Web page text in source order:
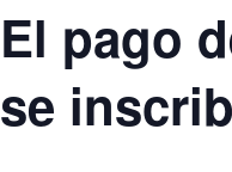
El pago
se